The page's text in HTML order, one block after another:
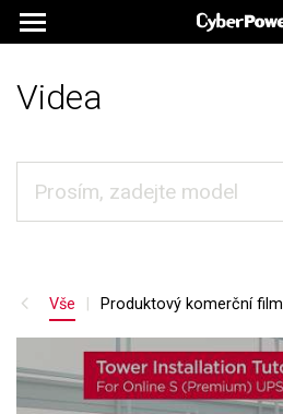
Videa
Vše Produktový komerční film